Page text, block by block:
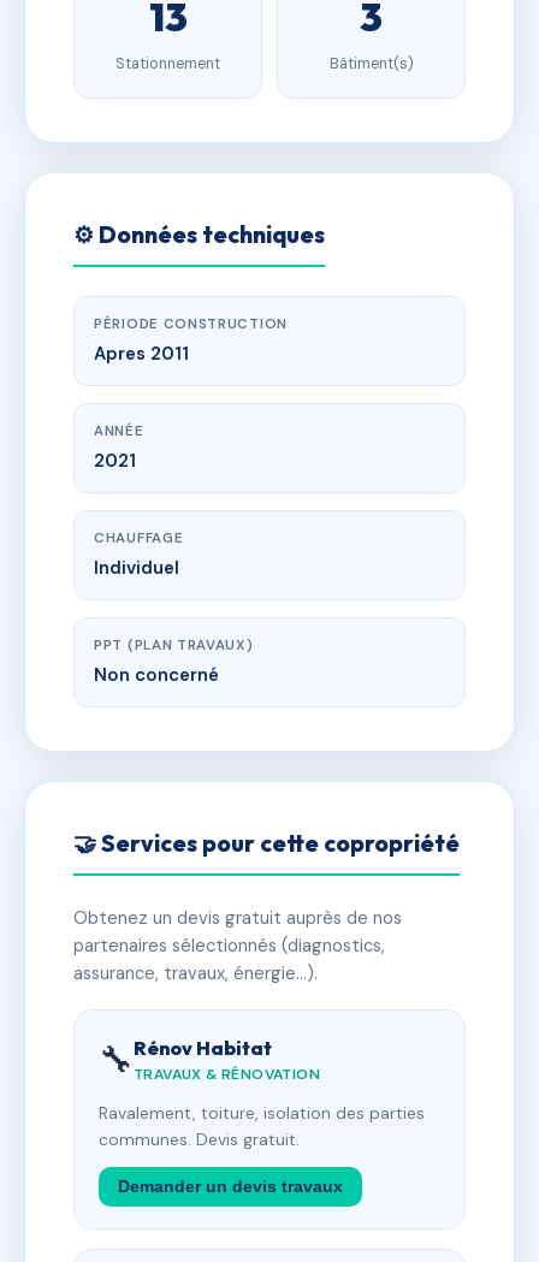
13
Stationnement
3
Bâtiment(s)
⚙️ Données techniques
PÉRIODE CONSTRUCTION
Apres 2011
ANNÉE
2021
CHAUFFAGE
Individuel
PPT (PLAN TRAVAUX)
Non concerné
🤝 Services pour cette copropriété
Obtenez un devis gratuit auprès de nos
partenaires sélectionnés (diagnostics,
assurance, travaux, énergie…).
🔧 Rénov Habitat
TRAVAUX & RÉNOVATION
Ravalement, toiture, isolation des parties
communes. Devis gratuit.
Demander un devis travaux